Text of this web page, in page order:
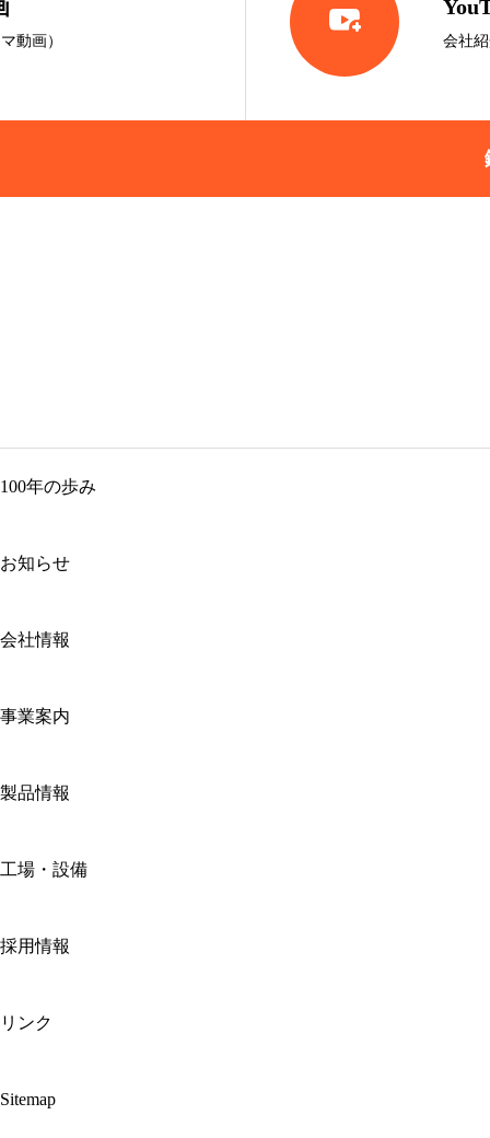
動画）  会社
100年の歩み
お知らせ
会社情報
事業案内
製品情報
工場・設備
採用情報
リンク
Sitemap